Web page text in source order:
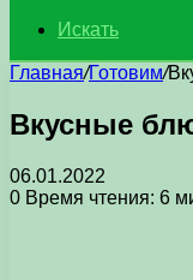
Искать
Главная/Готовим/
Вкусные
06.01.2022
0 Время чтения: 6